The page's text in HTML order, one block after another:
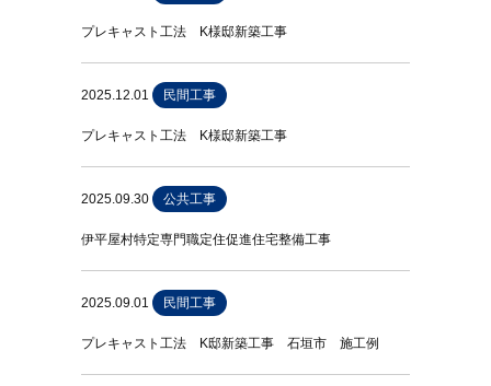
プレキャスト工法 K様邸新築工事
2025.12.01 民間工事
プレキャスト工法 K様邸新築工事
2025.09.30 公共工事
伊平屋村特定専門職定住促進住宅整備工事
2025.09.01 民間工事
プレキャスト工法 K邸新築工事 石垣市 施工例